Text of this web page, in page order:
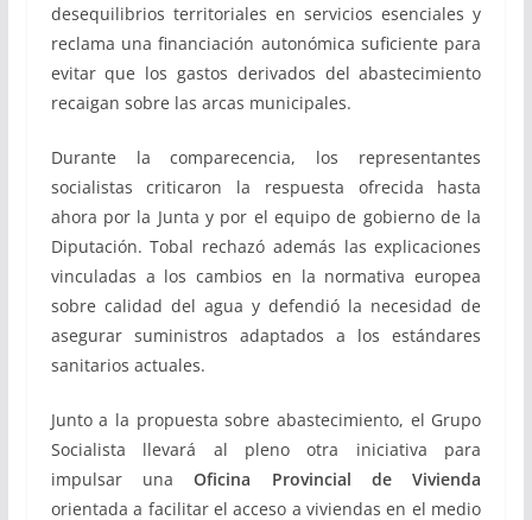
desequilibrios territoriales en servicios esenciales y
reclama una financiación autonómica suficiente para
evitar que los gastos derivados del abastecimiento
recaigan sobre las arcas municipales.
Durante la comparecencia, los representantes
socialistas criticaron la respuesta ofrecida hasta
ahora por la Junta y por el equipo de gobierno de la
Diputación. Tobal rechazó además las explicaciones
vinculadas a los cambios en la normativa europea
sobre calidad del agua y defendió la necesidad de
asegurar suministros adaptados a los estándares
sanitarios actuales.
Junto a la propuesta sobre abastecimiento, el Grupo
Socialista llevará al pleno otra iniciativa para
impulsar unaOficina Provincial de Vivienda
orientada a facilitar el acceso a viviendas en el medio